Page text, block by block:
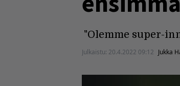
"Olemme super-
Julkaistu: 20.4.2022 09:12 Jukka